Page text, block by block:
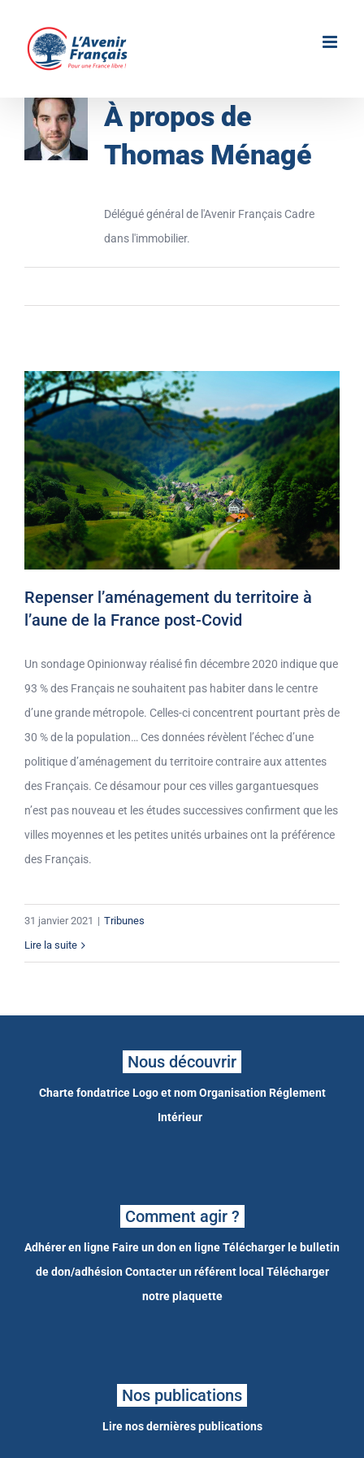
contenu
À propos de
Thomas Ménagé
Délégué général de l'Avenir Français Cadre
dans l'immobilier.
Repenser l’aménagement du territoire à
l’aune de la France post-Covid
Un sondage Opinionway réalisé fin décembre 2020 indique que
93 % des Français ne souhaitent pas habiter dans le centre
d’une grande métropole. Celles-ci concentrent pourtant près de
30 % de la population… Ces données révèlent l’échec d’une
politique d’aménagement du territoire contraire aux attentes
des Français. Ce désamour pour ces villes gargantuesques
n’est pas nouveau et les études successives confirment que les
villes moyennes et les petites unités urbaines ont la préférence
des Français.
31 janvier 2021 | Tribunes
Lire la suite
Nous découvrir
Charte fondatrice Logo et nom Organisation Réglement
Intérieur
Comment agir ?
Adhérer en ligneFaire un don en ligneTélécharger le bulletin
de don/adhésion Contacter un référent local Télécharger
notre plaquette
Nos publications
Lire nos dernières publications